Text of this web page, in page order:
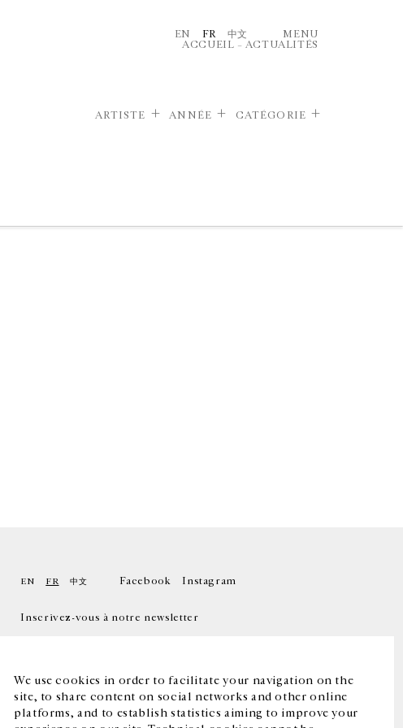
We use cookies in order to facilitate your navigation on the
site, to share content on social networks and other online
platforms, and to establish statistics aiming to improve your
EN FR 中文
MENU
ACCUEIL – ACTUALITÉS
ARTISTE ANNÉE CATÉGORIE
EN FR 中文 Facebook Instagram
Inscrivez-vous à notre newsletter